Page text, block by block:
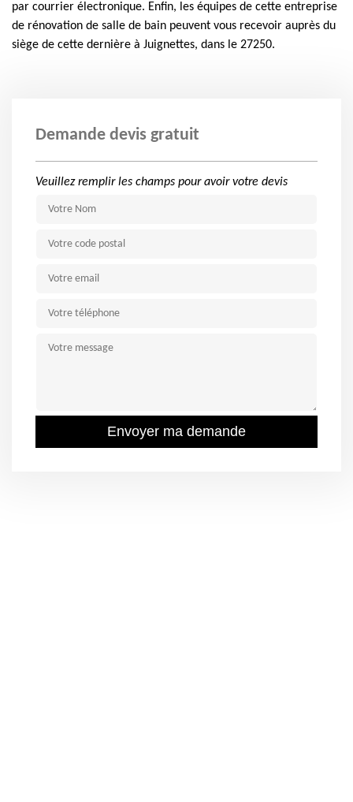
par courrier électronique. Enfin, les équipes de cette entreprise
de rénovation de salle de bain peuvent vous recevoir auprès du
siège de cette dernière à Juignettes, dans le 27250.
Demande devis gratuit
Veuillez remplir les champs pour avoir votre devis